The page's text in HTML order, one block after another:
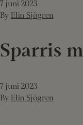
7 juni 2023
By Elin Sjögren
Sparris
7 juni 2023
By Elin Sjögren